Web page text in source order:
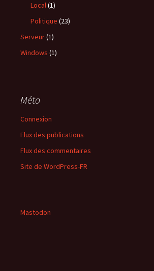
Local(1)
Politique (23)
Serveur(1)
Windows (1)
Méta
Connexion
Flux des publications
Flux des commentaires
Site de WordPress-FR
Mastodon